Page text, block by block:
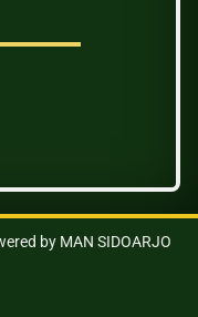
by MAN SIDOARJO